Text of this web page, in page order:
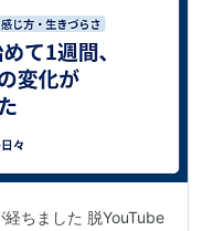
ちました 脱YouTube